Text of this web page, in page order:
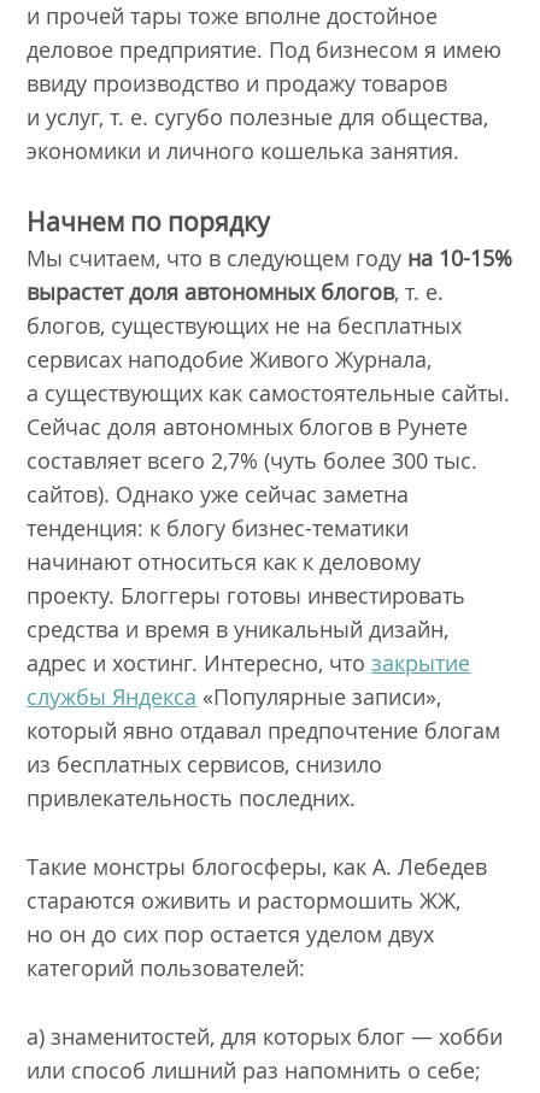
и прочей тары тоже вполне достойное
деловое предприятие. Под бизнесом я имею
ввиду производство и продажу товаров
и услуг, т. е. сугубо полезные для общества,
экономики и личного кошелька занятия.
Начнем по порядку
Мы считаем, что в следующем году на 10-15%
вырастет доля автономных блогов, т. е.
блогов, существующих не на бесплатных
сервисах наподобие Живого Журнала,
а существующих как самостоятельные сайты.
Сейчас доля автономных блогов в Рунете
составляет всего 2,7% (чуть более 300 тыс.
сайтов). Однако уже сейчас заметна
тенденция: к блогу бизнес-тематики
начинают относиться как к деловому
проекту. Блоггеры готовы инвестировать
средства и время в уникальный дизайн,
адрес и хостинг. Интересно, чтозакрытие
службы Яндекса «Популярные записи»,
который явно отдавал предпочтение блогам
из бесплатных сервисов, снизило
привлекательность последних.
Такие монстры блогосферы, как А. Лебедев
стараются оживить и растормошить ЖЖ,
но он до сих пор остается уделом двух
категорий пользователей:
а) знаменитостей, для которых блог — хобби
или способ лишний раз напомнить о себе;